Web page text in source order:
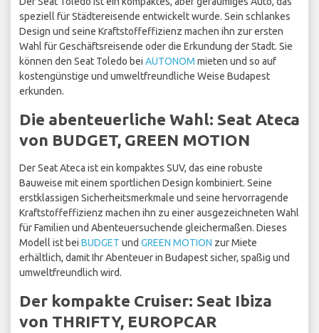
speziell für Städtereisende entwickelt wurde. Sein schlankes
Design und seine Kraftstoffeffizienz machen ihn zur ersten
Wahl für Geschäftsreisende oder die Erkundung der Stadt. Sie
können den Seat Toledo bei AUTONOM mieten und so auf
kostengünstige und umweltfreundliche Weise Budapest
erkunden.
Die abenteuerliche Wahl: Seat Ateca
von BUDGET, GREEN MOTION
Der Seat Ateca ist ein kompaktes SUV, das eine robuste
Bauweise mit einem sportlichen Design kombiniert. Seine
erstklassigen Sicherheitsmerkmale und seine hervorragende
Kraftstoffeffizienz machen ihn zu einer ausgezeichneten Wahl
für Familien und Abenteuersuchende gleichermaßen. Dieses
Modell ist bei BUDGET und GREEN MOTION zur Miete
erhältlich, damit Ihr Abenteuer in Budapest sicher, spaßig und
umweltfreundlich wird.
Der kompakte Cruiser: Seat Ibiza
von THRIFTY, EUROPCAR